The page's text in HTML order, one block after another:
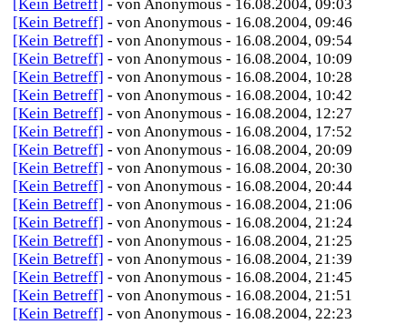
[Kein Betreff] - von Anonymous - 16.08.2004, 09:03
[Kein Betreff] - von Anonymous - 16.08.2004, 09:46
[Kein Betreff] - von Anonymous - 16.08.2004, 09:54
[Kein Betreff] - von Anonymous - 16.08.2004, 10:09
[Kein Betreff] - von Anonymous - 16.08.2004, 10:28
[Kein Betreff] - von Anonymous - 16.08.2004, 10:42
[Kein Betreff] - von Anonymous - 16.08.2004, 12:27
[Kein Betreff] - von Anonymous - 16.08.2004, 17:52
[Kein Betreff] - von Anonymous - 16.08.2004, 20:09
[Kein Betreff] - von Anonymous - 16.08.2004, 20:30
[Kein Betreff] - von Anonymous - 16.08.2004, 20:44
[Kein Betreff] - von Anonymous - 16.08.2004, 21:06
[Kein Betreff] - von Anonymous - 16.08.2004, 21:24
[Kein Betreff] - von Anonymous - 16.08.2004, 21:25
[Kein Betreff] - von Anonymous - 16.08.2004, 21:39
[Kein Betreff] - von Anonymous - 16.08.2004, 21:45
[Kein Betreff] - von Anonymous - 16.08.2004, 21:51
[Kein Betreff] - von Anonymous - 16.08.2004, 22:23